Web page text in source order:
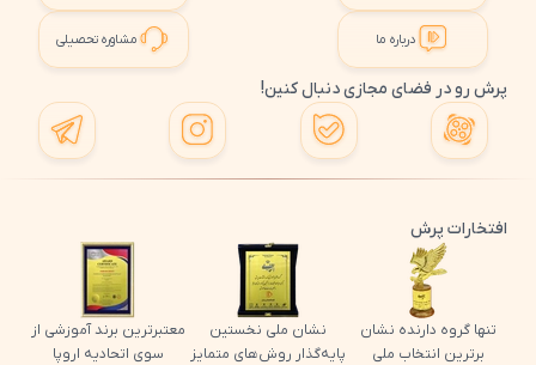
درباره ما مشاوره تحصیلی
پرش رو در فضای مجازی دنبال کنین!
افتخارات پرش
تنها گروه دارنده نشان
برترین انتخاب ملی
نشان ملی نخستین
پایه‌گذار روش‌های متمایز
معتبرترین برند آموزشی از
سوی اتحادیه اروپا